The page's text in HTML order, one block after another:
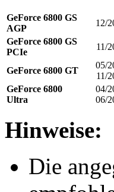
GeForce 6800 GS
AGP
12/
GeForce 6800 GS
PCIe
11/
GeForce 6800 GT
05/
11/
GeForce 6800
Ultra
04/
06/
Hinweise:
Die